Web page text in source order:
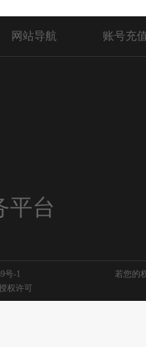
中国传统花纹边框
网站导航 账号充
平台
号-1
若您的
授权许可